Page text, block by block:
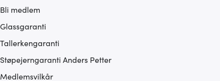
Bli medlem
Glassgaranti
Tallerkengaranti
Støpejerngaranti Anders Petter
Medlemsvilkår